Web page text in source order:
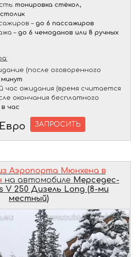
тонировка стёкол,
– до 6 пассажиров
– до 6 чемоданов или 8 ручных
(после оговоренного
минут
час ожидания (время считается
окончания бесплатного
час
Евро ЗАПРОСИТЬ
Аэропорта Мюнхена в
на автомобиле Мерседес-
V 250 Дизель Long (8-ми
местный)